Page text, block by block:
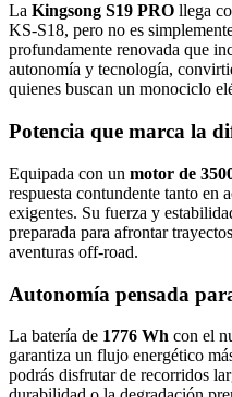
La Kingsong S19 PRO llega
KS-S18, pero no es
profundamente renovada que
autonomía y tecnología,
quienes buscan un monociclo
Potencia que marca la
Equipada con un motor de
respuesta contundente tanto en
exigentes. Su fuerza y
preparada para afrontar
aventuras off-road.
Autonomía pensada
La batería de 1776 Wh con el
garantiza un flujo energético
podrás disfrutar de recorridos